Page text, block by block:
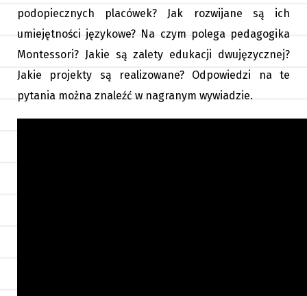
podopiecznych placówek? Jak rozwijane są ich
umiejętności językowe? Na czym polega pedagogika
Montessori? Jakie są zalety edukacji dwujęzycznej?
Jakie projekty są realizowane? Odpowiedzi na te
pytania można znaleźć w nagranym wywiadzie.